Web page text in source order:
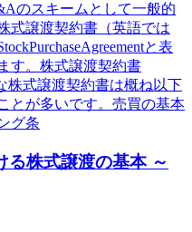
のスキームとして一般的
式譲渡契約書（英語では
と表
す。株式譲渡契約書
株式譲渡契約書は概ね以下
とが多いです。売買の基本
グ条
株式譲渡の基本 ～